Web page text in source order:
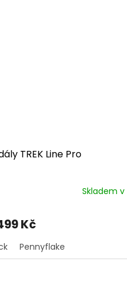
Olive Green
TREK Line Pro
Skladem
Kč
Pennyflake